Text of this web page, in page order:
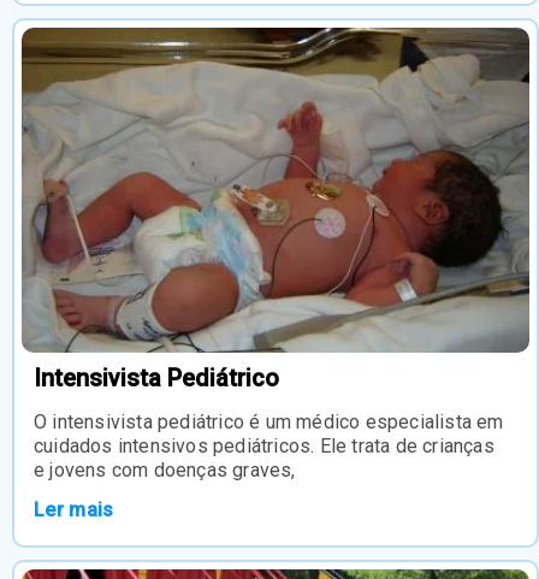
Intensivista Pediátrico
O intensivista pediátrico é um médico especialista em
cuidados intensivos pediátricos. Ele trata de crianças
e jovens com doenças graves,
Ler mais